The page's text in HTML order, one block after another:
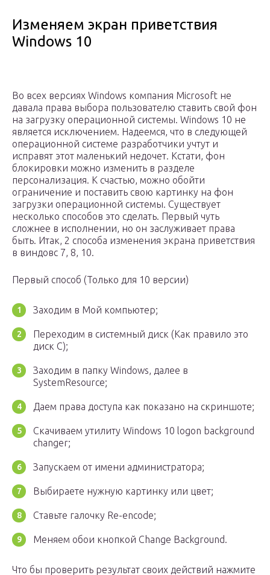
Изменяем экран приветствия
Windows 10
Во всех версиях Windows компания Microsoft не
давала права выбора пользователю ставить свой фон
на загрузку операционной системы. Windows 10 не
является исключением. Надеемся, что в следующей
операционной системе разработчики учтут и
исправят этот маленький недочет. Кстати, фон
блокировки можно изменить в разделе
персонализация. К счастью, можно обойти
ограничение и поставить свою картинку на фон
загрузки операционной системы. Существует
несколько способов это сделать. Первый чуть
сложнее в исполнении, но он заслуживает права
быть. Итак, 2 способа изменения экрана приветствия
в виндовс 7, 8, 10.
Первый способ (Только для 10 версии)
Заходим в Мой компьютер;
Переходим в системный диск (Как правило это
диск C);
Заходим в папку Windows, далее в
SystemResource;
Даем права доступа как показано на скриншоте;
Скачиваем утилиту Windows 10 logon background
changer;
Запускаем от имени администратора;
Выбираете нужную картинку или цвет;
Ставьте галочку Re-encode;
Меняем обои кнопкой Change Background.
Что бы проверить результат своих действий нажмите